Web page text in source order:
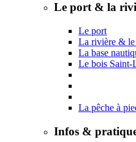
Le port & la
Le port
La rivière & le
La base
Le bois Saint-
La pêche à
Infos &